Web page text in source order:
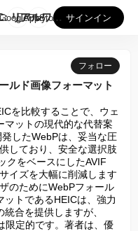
WebP vs AVIF vs HEIC: リアルワールド画...
AppStore サインイン
フォロー
ルド画像フォーマット
を比較することで、ウェ
マットの現代的な代替案
したWebPは、妥当な圧
しており、安全な選択肢
クをベースにしたAVIF
イズを大幅に削減します
のためにWebPフォール
トであるHEICは、強力
合を提供しますが、
限定的です。著者は、優